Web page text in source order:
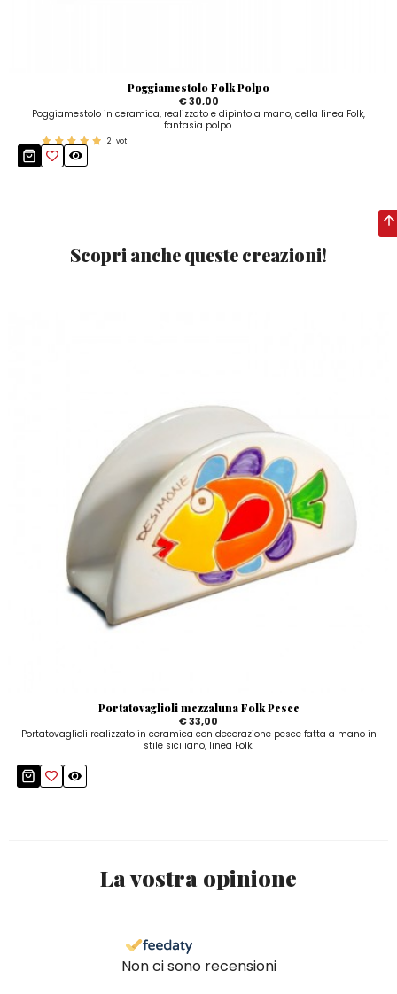
Poggiamestolo Folk Polpo
€ 30,00
Poggiamestolo in ceramica, realizzato e dipinto a mano, della linea Folk,
fantasia polpo.
2 voti
Scopri anche queste creazioni!
Portatovaglioli mezzaluna Folk Pesce
€ 33,00
Portatovaglioli realizzato in ceramica con decorazione pesce fatta a mano in
stile siciliano, linea Folk.
La vostra opinione
Non ci sono recensioni